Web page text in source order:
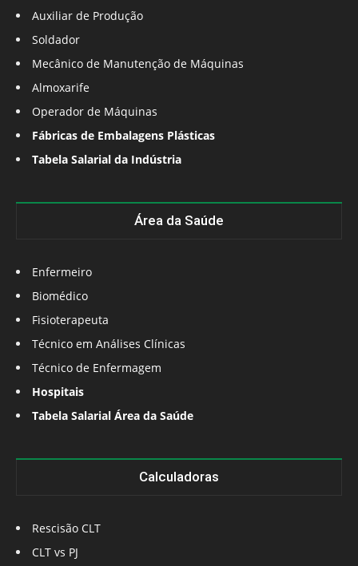
Auxiliar de Produção
Soldador
Mecânico de Manutenção de Máquinas
Almoxarife
Operador de Máquinas
Fábricas de Embalagens Plásticas
Tabela Salarial da Indústria
Área da Saúde
Enfermeiro
Biomédico
Fisioterapeuta
Técnico em Análises Clínicas
Técnico de Enfermagem
Hospitais
Tabela Salarial Área da Saúde
Calculadoras
Rescisão CLT
CLT vs PJ